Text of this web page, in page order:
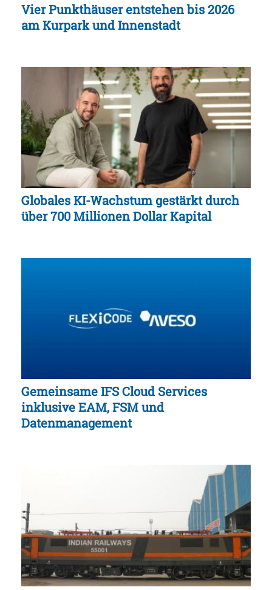
Vier Punkthäuser entstehen bis 2026
am Kurpark und Innenstadt
Globales KI-Wachstum gestärkt durch
über 700 Millionen Dollar Kapital
Gemeinsame IFS Cloud Services
inklusive EAM, FSM und
Datenmanagement